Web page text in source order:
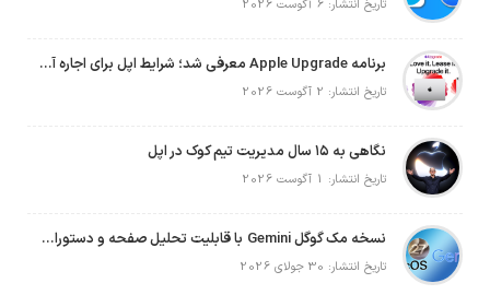
تاریخ انتشار: 6 آگوست 2026
برنامه Apple Upgrade معرفی شد؛ شرایط اپل برای اجاره آیفون، آیپد، مک و اپل واچ
تاریخ انتشار: 2 آگوست 2026
نگاهی به ۱۵ سال مدیریت تیم کوک در اپل
تاریخ انتشار: 1 آگوست 2026
نسخه مک گوگل Gemini با قابلیت تحلیل صفحه و دستورات صوتی در به‌روزرسانی جدید
تاریخ انتشار: 30 جولای 2026